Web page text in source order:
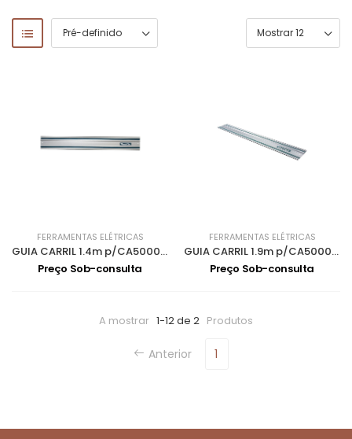
FERRAMENTAS ELÉTRICAS
GUIA CARRIL 1.4m p/CA5000XJ 194368-5
Preço Sob-consulta
FERRAMENTAS ELÉTRICAS
GUIA CARRIL 1.9m p/CA5000XJ 194925-9
Preço Sob-consulta
A mostrar 1-12 de 2 Produtos
Anterior 1